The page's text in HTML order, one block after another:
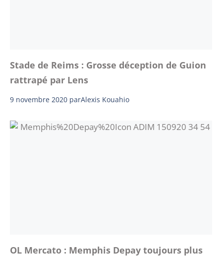
Stade de Reims : Grosse déception de Guion
rattrapé par Lens
9 novembre 2020 parAlexis Kouahio
OL Mercato : Memphis Depay toujours plus